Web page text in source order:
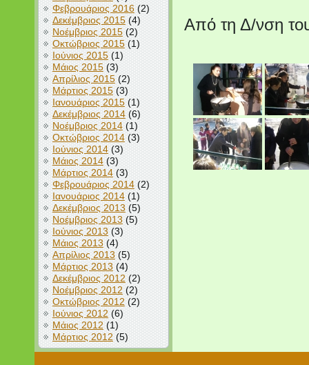
Φεβρουάριος 2016(2)
Δεκέμβριος 2015(4)
Νοέμβριος 2015(2)
Οκτώβριος 2015(1)
Ιούνιος 2015(1)
Μάιος 2015(3)
Απρίλιος 2015(2)
Μάρτιος 2015(3)
Ιανουάριος 2015(1)
Δεκέμβριος 2014(6)
Νοέμβριος 2014(1)
Οκτώβριος 2014(3)
Ιούνιος 2014(3)
Μάιος 2014(3)
Μάρτιος 2014(3)
Φεβρουάριος 2014(2)
Ιανουάριος 2014(1)
Δεκέμβριος 2013 (5)
Νοέμβριος 2013(5)
Ιούνιος 2013(3)
Μάιος 2013(4)
Απρίλιος 2013 (5)
Μάρτιος 2013 (4)
Δεκέμβριος 2012 (2)
Νοέμβριος 2012 (2)
Οκτώβριος 2012 (2)
Ιούνιος 2012 (6)
Μάιος 2012 (1)
Μάρτιος 2012 (5)
Από τη Δ/νση